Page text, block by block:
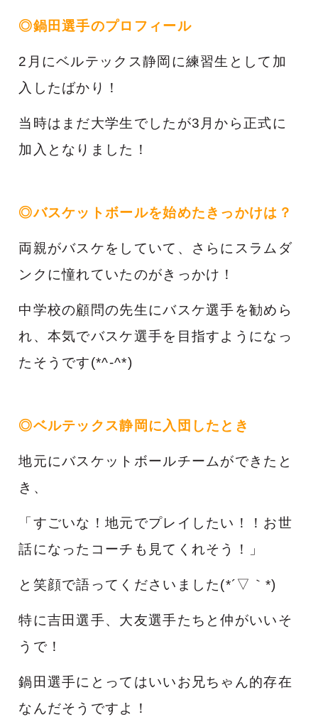
◎鍋田選手のプロフィール
2月にベルテックス静岡に練習生として加
入したばかり！
当時はまだ大学生でしたが3月から正式に
加入となりました！
◎バスケットボールを始めたきっかけは？
両親がバスケをしていて、さらにスラムダ
ンクに憧れていたのがきっかけ！
中学校の顧問の先生にバスケ選手を勧めら
れ、本気でバスケ選手を目指すようになっ
たそうです(*^-^*)
◎ベルテックス静岡に入団したとき
地元にバスケットボールチームができたと
き、
「すごいな！地元でプレイしたい！！お世
話になったコーチも見てくれそう！」
と笑顔で語ってくださいました(*´▽｀*)
特に吉田選手、大友選手たちと仲がいいそ
うで！
鍋田選手にとってはいいお兄ちゃん的存在
なんだそうですよ！